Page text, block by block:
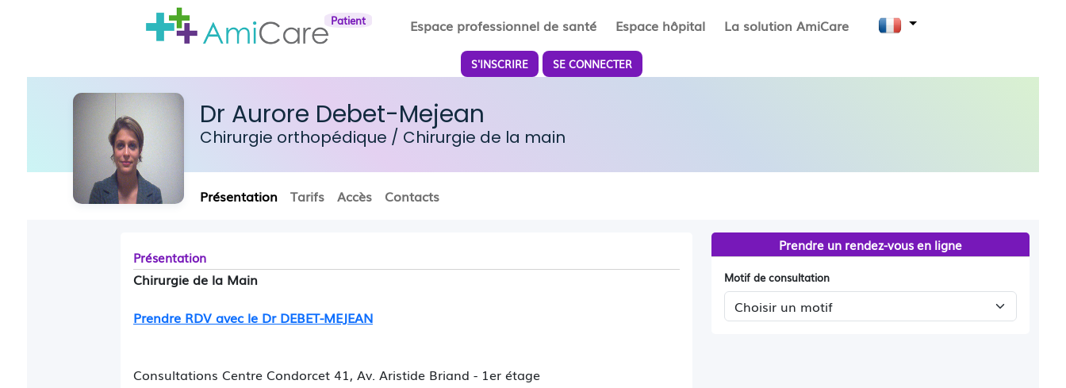
Patient Espace professionnel de santé Espace hôpital La solution AmiCare
S'INSCRIRE SE CONNECTER
Dr Aurore Debet-Mejean
Chirurgie orthopédique / Chirurgie de la main
Présentation Tarifs Accès Contacts
Présentation
Chirurgie de la Main
Prendre RDV avec le Dr DEBET-MEJEAN
Consultations Centre Condorcet 41, Av. Aristide Briand - 1er étage
Prendre un rendez-vous en ligne
Motif de consultation